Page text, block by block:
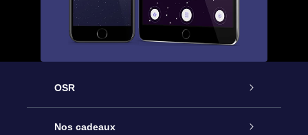
OSR
Service
Nos cadeaux